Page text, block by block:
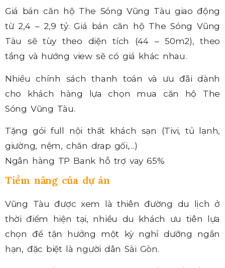
Giá bán căn hộ The Sóng Vũng Tàu giao động
từ 2,4 – 2,9 tỷ. Giá bán căn hộ The Sóng Vũng
Tàu sẽ tùy theo diện tích (44 – 50m2), theo
tầng và hướng view sẽ có giá khác nhau.
Nhiều chính sách thanh toán và ưu đãi dành
cho khách hàng lựa chọn mua căn hộ The
Sóng Vũng Tàu.
Tặng gói full nội thất khách sạn (Tivi, tủ lạnh,
giường, nệm, chăn drap gối,…)
Ngân hàng TP Bank hỗ trợ vay 65%
Tiềm năng của dự án
Vũng Tàu được xem là thiên đường du lịch ở
thời điểm hiện tại, nhiều du khách ưu tiên lựa
chọn để tận hưởng một kỳ nghỉ dưỡng ngắn
hạn, đặc biệt là người dân Sài Gòn.